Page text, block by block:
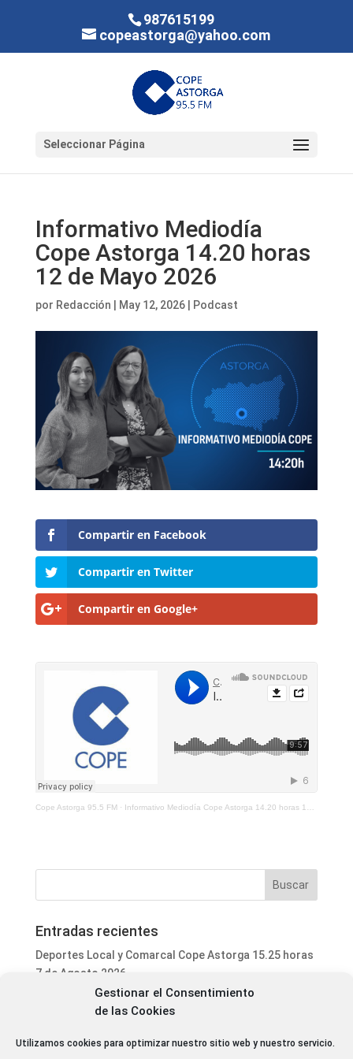
Gestionar el Consentimiento
de las Cookies
Utilizamos cookies para optimizar nuestro sitio web y nuestro servicio.
987615199
copeastorga@yahoo.com
Seleccionar Página
Informativo Mediodía
Cope Astorga 14.20 horas
12 de Mayo 2026
por Redacción May 12, 2026| Podcast
Compartir en Facebook
Compartir en Twitter
Compartir en Google+
Cope Astorga 95.5 FM· Informativo Mediodía Cope Astorga 14.20 horas 12 de Mayo 2026
Entradas recientes
Deportes Local y Comarcal Cope Astorga 15.25 horas
7 de Agosto 2026
Informativo Mediodía Cope Astorga 14.20 horas 7 de
Agosto 2026
San Justo de la Vega acoge este fin de semana un